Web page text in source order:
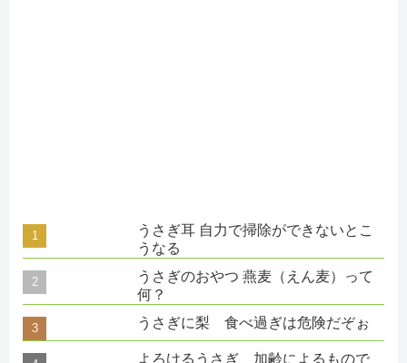
うさぎ耳 自力で掃除ができないとこ
うなる
うさぎのおやつ 燕麦（えん麦）って
何？
うさぎに梨 食べ過ぎは危険だぞぉ
よろけるうさぎ 加齢によるもので